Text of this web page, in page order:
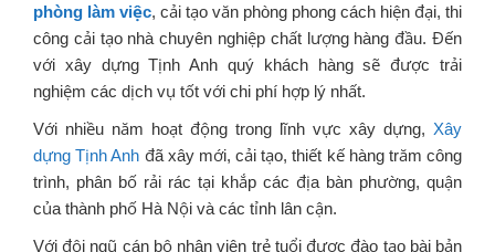
phòng làm việc, cải tạo văn phòng phong cách hiện đại, thi
công cải tạo nhà chuyên nghiệp chất lượng hàng đầu. Đến
với xây dựng Tịnh Anh quý khách hàng sẽ được trải
nghiệm các dịch vụ tốt với chi phí hợp lý nhất.
Với nhiều năm hoạt động trong lĩnh vực xây dựng, Xây
dựng Tịnh Anh đã xây mới, cải tạo, thiết kế hàng trăm công
trình, phân bố rải rác tại khắp các địa bàn phường, quận
của thành phố Hà Nội và các tỉnh lân cận.
Với đội ngũ cán bộ nhân viên trẻ tuổi được đào tạo bài bản